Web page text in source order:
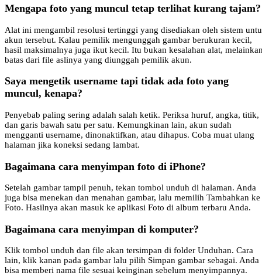
Mengapa foto yang muncul tetap terlihat kurang tajam?
Alat ini mengambil resolusi tertinggi yang disediakan oleh sistem
akun tersebut. Kalau pemilik mengunggah gambar berukuran kecil,
hasil maksimalnya juga ikut kecil. Itu bukan kesalahan alat,
batas dari file aslinya yang diunggah pemilik akun.
Saya mengetik username tapi tidak ada foto yang
muncul, kenapa?
Penyebab paling sering adalah salah ketik. Periksa huruf, angka, titik,
dan garis bawah satu per satu. Kemungkinan lain, akun sudah
mengganti username, dinonaktifkan, atau dihapus. Coba muat ulang
halaman jika koneksi sedang lambat.
Bagaimana cara menyimpan foto di iPhone?
Setelah gambar tampil penuh, tekan tombol unduh di halaman. Anda
juga bisa menekan dan menahan gambar, lalu memilih Tambahkan ke
Foto. Hasilnya akan masuk ke aplikasi Foto di album terbaru Anda.
Bagaimana cara menyimpan di komputer?
Klik tombol unduh dan file akan tersimpan di folder Unduhan. Cara
lain, klik kanan pada gambar lalu pilih Simpan gambar sebagai. Anda
bisa memberi nama file sesuai keinginan sebelum menyimpannya.